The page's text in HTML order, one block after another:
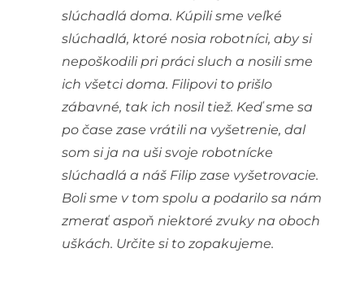
slúchadlá doma. Kúpili sme veľké
slúchadlá, ktoré nosia robotníci, aby si
nepoškodili pri práci sluch a nosili sme
ich všetci doma. Filipovi to prišlo
zábavné, tak ich nosil tiež. Keď sme sa
po čase zase vrátili na vyšetrenie, dal
som si ja na uši svoje robotnícke
slúchadlá a náš Filip zase vyšetrovacie.
Boli sme v tom spolu a podarilo sa nám
zmerať aspoň niektoré zvuky na oboch
uškách. Určite si to zopakujeme.